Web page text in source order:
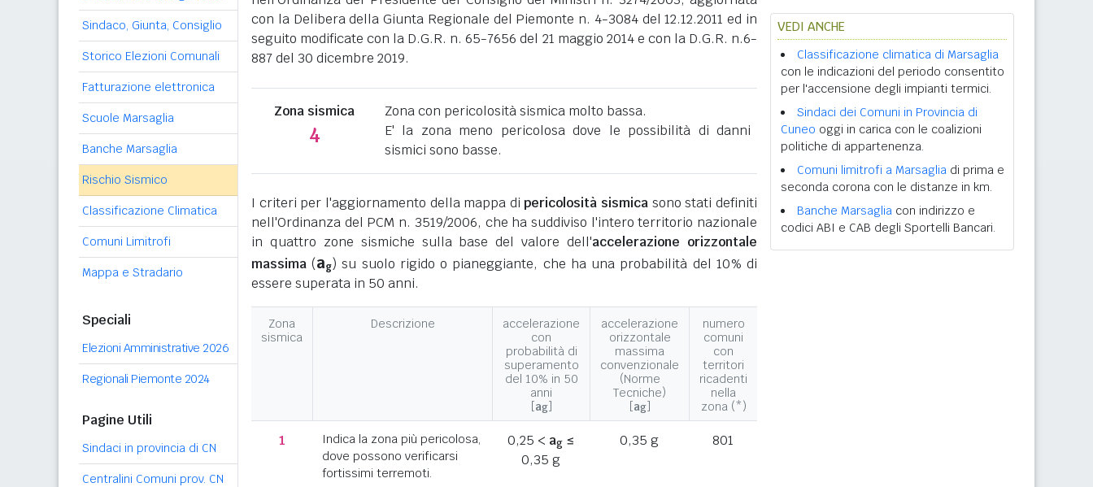
Sindaco, Giunta, Consiglio
Storico Elezioni Comunali
Fatturazione elettronica
Scuole Marsaglia
Banche Marsaglia
Rischio Sismico
Classificazione Climatica
Comuni Limitrofi
Mappa e Stradario
Speciali
Elezioni Amministrative 2026
Regionali Piemonte 2024
Pagine Utili
Sindaci in provincia di CN
Centralini Comuni prov. CN
con la Delibera della Giunta Regionale del Piemonte n. 4-3084 del 12.12.2011 ed in
seguito modificate con la D.G.R. n. 65-7656 del 21 maggio 2014 e con la D.G.R. n.6-
887 del 30 dicembre 2019.
Zona sismica
4
Zona con pericolosità sismica molto bassa.
E' la zona meno pericolosa dove le possibilità di danni
sismici sono basse.
I criteri per l'aggiornamento della mappa dipericolosità sismica sono stati definiti
nell'Ordinanza del PCM n. 3519/2006, che ha suddiviso l'intero territorio nazionale
in quattro zone sismiche sulla base del valore dell'accelerazione orizzontale
massima (ag) su suolo rigido o pianeggiante, che ha una probabilità del 10% di
essere superata in 50 anni.
Zona
sismica
Descrizione
accelerazione
con
probabilità di
superamento
del 10% in 50
anni
[ag]
accelerazione
orizzontale
massima
convenzionale
(Norme
Tecniche)
[ag]
numero
comuni
con
territori
ricadenti
nella
zona (*)
1
Indica la zona più pericolosa,
dove possono verificarsi
fortissimi terremoti.
0,25 < ag≤
0,35 g
0,35 g 801
VEDI ANCHE
Classificazione climatica di Marsaglia
con le indicazioni del periodo consentito
per l'accensione degli impianti termici.
Sindaci dei Comuni in Provincia di
Cuneo oggi in carica con le coalizioni
politiche di appartenenza.
Comuni limitrofi a Marsaglia di prima e
seconda corona con le distanze in km.
Banche Marsaglia con indirizzo e
codici ABI e CAB degli Sportelli Bancari.